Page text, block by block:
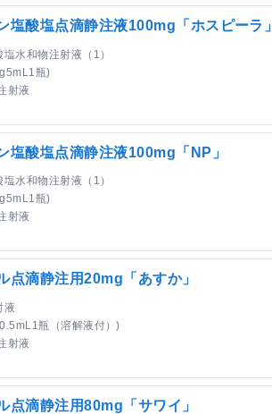
塩酸塩点滴静注液100mg「ホスピーラ」
水和物注射液（1）
瓶)
射液
塩酸塩点滴静注液100mg「NP」
水和物注射液（1）
瓶)
射液
点滴静注用20mg「あすか」
液
瓶（溶解液付）)
射液
点滴静注用80mg「サワイ」